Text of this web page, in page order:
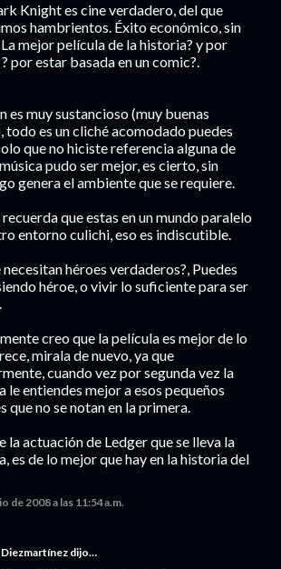
Knight es cine verdadero, del que
hambrientos. Éxito económico, sin
mejor película de la historia? y por
por estar basada en un comic?.
es muy sustancioso (muy buenas
todo es un cliché acomodado puedes
que no hiciste referencia alguna de
pudo ser mejor, es cierto, sin
genera el ambiente que se requiere.
que estas en un mundo paralelo
entorno culichi, eso es indiscutible.
necesitan héroes verdaderos?, Puedes
héroe, o vivir lo suficiente para ser
creo que la película es mejor de lo
mirala de nuevo, ya que
cuando vez por segunda vez la
le entiendes mejor a esos pequeños
que no se notan en la primera.
la actuación de Ledger que se lleva la
es de lo mejor que hay en la historia del
de 2008 a las 11:54 a.m.
dijo…